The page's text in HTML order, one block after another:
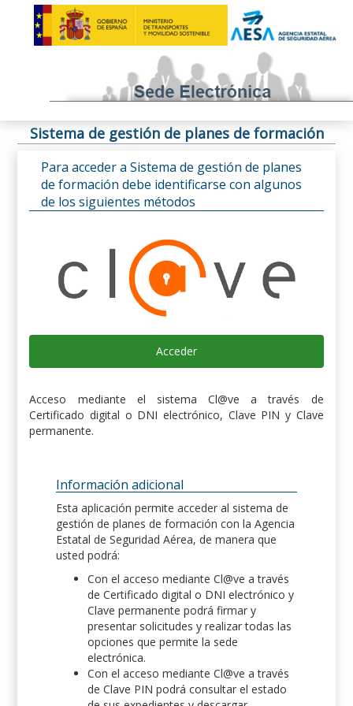
Sistema de gestión de planes de formación
Para acceder a Sistema de gestión de planes
de formación debe identificarse con algunos
de los siguientes métodos
Acceder
Acceso mediante el sistema Cl@ve a través de
Certificado digital o DNI electrónico, Clave PIN y Clave
permanente.
Información adicional
Esta aplicación permite acceder al sistema de
gestión de planes de formación con la Agencia
Estatal de Seguridad Aérea, de manera que
usted podrá:
Con el acceso mediante Cl@ve a través
de Certificado digital o DNI electrónico y
Clave permanente podrá firmar y
presentar solicitudes y realizar todas las
opciones que permite la sede
electrónica.
Con el acceso mediante Cl@ve a través
de Clave PIN podrá consultar el estado